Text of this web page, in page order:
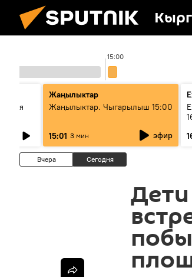
15:00
Жаңылыктар
Жаңылыктар. Чыгарылыш 15:00
15:01 3 мин эфир
Вчера Сегодня